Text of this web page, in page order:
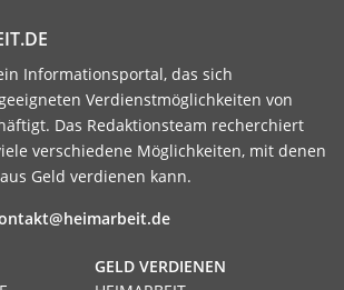
Informationsportal, das sich
Verdienstmöglichkeiten von
Das Redaktionsteam recherchiert
verschiedene Möglichkeiten, mit denen
Geld verdienen kann.
GELD VERDIENEN